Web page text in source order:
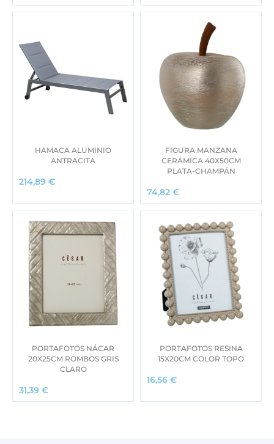
HAMACA ALUMINIO
ANTRACITA
214,89 €
FIGURA MANZANA
CERÁMICA 40X50CM
PLATA-CHAMPÁN
74,82 €
PORTAFOTOS NÁCAR
20X25CM ROMBOS GRIS
CLARO
31,39 €
PORTAFOTOS RESINA
15X20CM COLOR TOPO
16,56 €